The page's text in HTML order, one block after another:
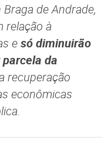
de Andrade,
relação à
esó diminuirão
da
recuperação
econômicas